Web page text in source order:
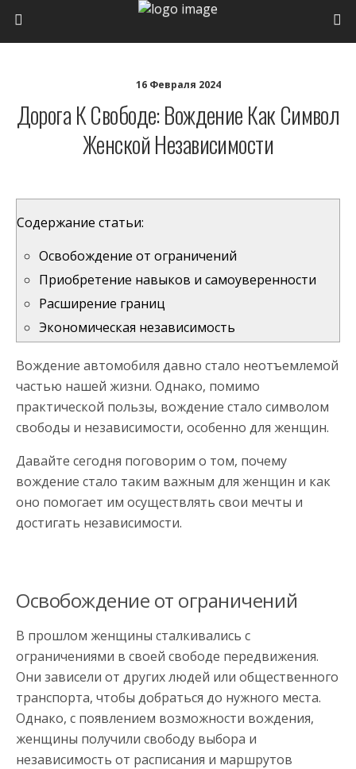
16 Февраля 2024
Дорога К Свободе: Вождение Как Символ
Женской Независимости
Содержание статьи:
Освобождение от ограничений
Приобретение навыков и самоуверенности
Расширение границ
Экономическая независимость
Вождение автомобиля давно стало неотъемлемой
частью нашей жизни. Однако, помимо
практической пользы, вождение стало символом
свободы и независимости, особенно для женщин.
Давайте сегодня поговорим о том, почему
вождение стало таким важным для женщин и как
оно помогает им осуществлять свои мечты и
достигать независимости.
Освобождение от ограничений
В прошлом женщины сталкивались с
ограничениями в своей свободе передвижения.
Они зависели от других людей или общественного
транспорта, чтобы добраться до нужного места.
Однако, с появлением возможности вождения,
женщины получили свободу выбора и
независимость от расписания и маршрутов